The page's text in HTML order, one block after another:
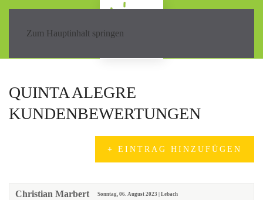
Zum Hauptinhalt springen
QUINTA ALEGRE
KUNDENBEWERTUNGEN
EINTRAG HINZUFÜGEN
Christian Marbert Sonntag, 06. August 2023 | Lebach